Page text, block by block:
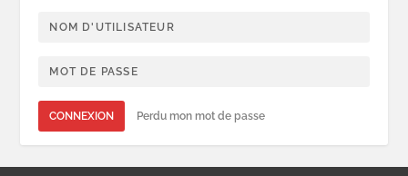
CONNEXION Perdu mon mot de passe